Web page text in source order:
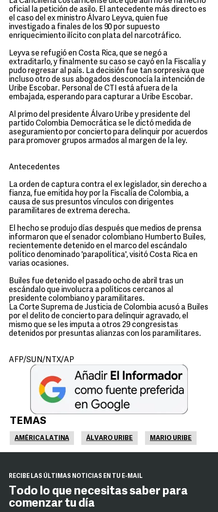
oficial la petición de asilo. El antecedente más directo es
el caso del ex ministro Álvaro Leyva, quien fue
investigado a finales de los 90 por supuesto
enriquecimiento ilícito con plata del narcotráfico.
Leyva se refugió en Costa Rica, que se negó a
extraditarlo, y finalmente su caso se cayó en la Fiscalía y
pudo regresar al país. La decisión fue tan sorpresiva que
incluso otro de sus abogados desconocía la intención de
Uribe Escobar. Personal de CTI está afuera de la
embajada, esperando para capturar a Uribe Escobar.
Al primo del presidente Álvaro Uribe y presidente del
partido Colombia Democrática se le dictó medida de
aseguramiento por concierto para delinquir por acuerdos
para promover grupos armados al margen de la ley.
Antecedentes
La orden de captura contra el ex legislador, sin derecho a
fianza, fue emitida hoy por la Fiscalía de Colombia, a
causa de sus presuntos vínculos con dirigentes
paramilitares de extrema derecha.
El hecho se produjo días después que medios de prensa
informaron que el senador colombiano Humberto Builes,
recientemente detenido en el marco del escándalo
político denominado 'parapolítica', visitó Costa Rica en
varias ocasiones.
Builes fue detenido el pasado ocho de abril tras un
escándalo que involucra a políticos cercanos al
presidente colombiano y paramilitares.
La Corte Suprema de Justicia de Colombia acusó a Builes
por el delito de concierto para delinquir agravado, el
mismo que se les imputa a otros 29 congresistas
detenidos por presuntas alianzas con los paramilitares.
AFP/SUN/NTX/AP
TEMAS
AMÉRICA LATINA ÁLVARO URIBE MARIO URIBE
RECIBE LAS ÚLTIMAS NOTICIAS EN TU E-MAIL
Todo lo que necesitas saber para
comenzar tu día